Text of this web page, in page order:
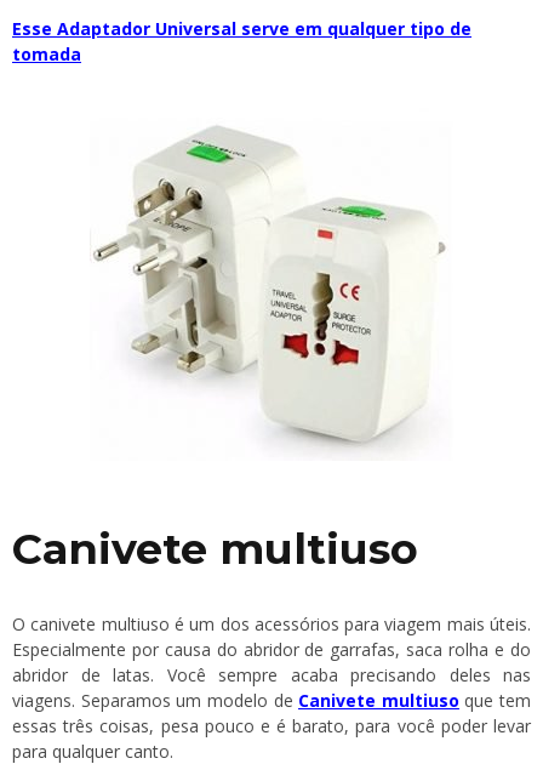
Esse Adaptador Universal serve em qualquer tipo de
tomada
Canivete multiuso
O canivete multiuso é um dos acessórios para viagem mais úteis.
Especialmente por causa do abridor de garrafas, saca rolha e do
abridor de latas. Você sempre acaba precisando deles nas
viagens. Separamos um modelo de Canivete multiuso que tem
essas três coisas, pesa pouco e é barato, para você poder levar
para qualquer canto.